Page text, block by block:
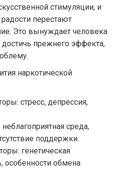
стимуляции, и
перестают
Это вынуждает человека
прежнего эффекта,
наркотической
стресс, депрессия,
среда,
поддержки.
генетическая
особенности обмена